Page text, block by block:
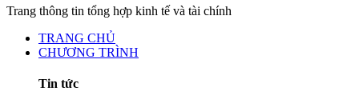
Trang thông tin tổng hợp kinh tế và tài chính
TRANG CHỦ
CHƯƠNG TRÌNH
Tin tức